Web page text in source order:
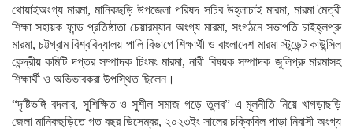
থোয়াইঅংগ্য মারমা, মানিকছড়ি উপজেলা পরিষদ সচিব উহ্লাচাই মারমা, মারমা মৈত্রী
শিক্ষা সহায়ক ফান্ড প্রতিষ্ঠাতা চেয়ারম্যান অংগ্য মারমা, সংগঠনে সভাপতি চাইহ্লপ্রু
মারমা, চট্টগ্রাম বিশ্ববিদ্যালয় পালি বিভাগে শিক্ষার্থী ও বাংলাদেশ মারমা স্টুডেন্ট কাউন্সিল
কেন্দ্রীয় কমিটি দপ্তর সম্পাদক চিংমং মারমা, নারী বিষয়ক সম্পাদক জুলিপ্রু মারমাসহ
শিক্ষার্থী ও অভিভাবকরা উপস্থিত ছিলেন।
“দৃষ্টিভঙ্গি বদলাব, সুশিক্ষিত ও সুশীল সমাজ গড়ে তুলব” এ মূলনীতি নিয়ে খাগড়াছড়ি
জেলা মানিকছড়িতে গত বছর ডিসেম্বর, ২০২৩ইং সালের চক্কিবিল পাড়া নিবাসী অংগ্য